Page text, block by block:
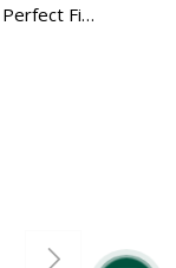
Perfect Fit